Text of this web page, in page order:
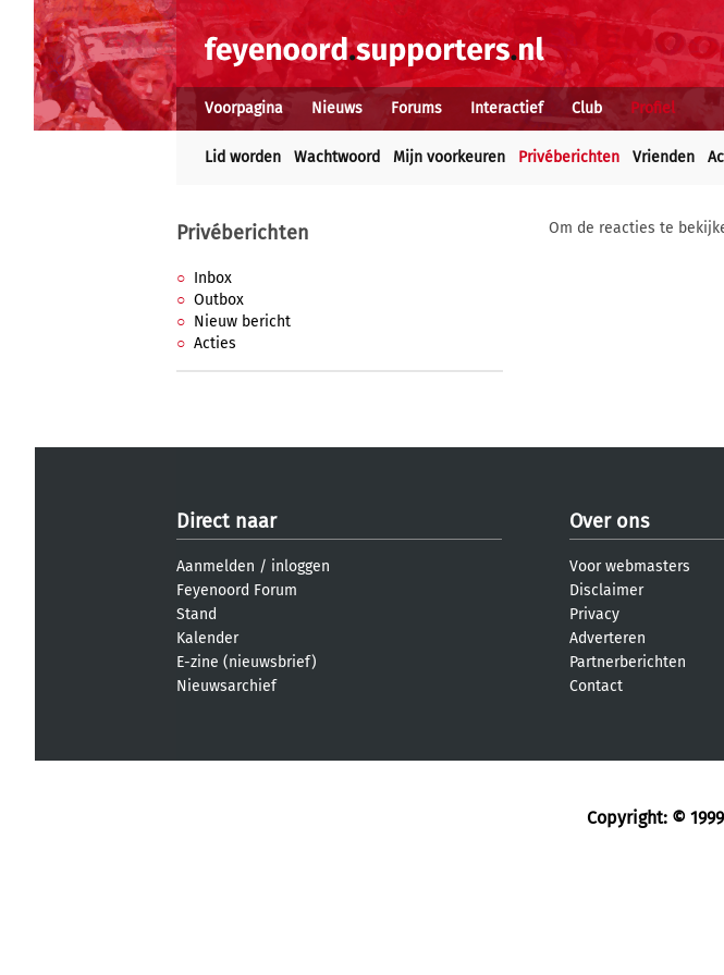
Voorpagina Nieuws Forums Interactief Club Profiel
Lid worden Wachtwoord Mijn voorkeuren Privéberichten Vrienden
Privéberichten
Inbox
Outbox
Nieuw bericht
Acties
Om de reacties te
Direct naar
Aanmelden / inloggen
Feyenoord Forum
Stand
Kalender
E-zine (nieuwsbrief)
Nieuwsarchief
Over ons
Voor webmasters
Disclaimer
Privacy
Adverteren
Partnerberichten
Contact
Copyright: ©